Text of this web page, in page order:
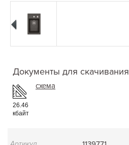
Документы для скачивания
26.46
кбайт
схема